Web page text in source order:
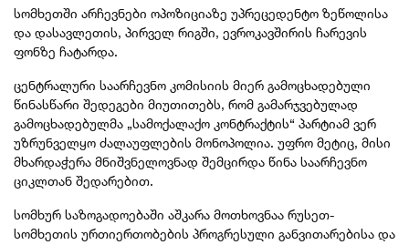
სომხეთში არჩევნები ოპოზიციაზე უპრეცედენტო ზეწოლისა
და დასავლეთის, პირველ რიგში, ევროკავშირის ჩარევის
ფონზე ჩატარდა.
ცენტრალური საარჩევნო კომისიის მიერ გამოცხადებული
წინასწარი შედეგები მიუთითებს, რომ გამარჯვებულად
გამოცხადებულმა „სამოქალაქო კონტრაქტის“ პარტიამ ვერ
უზრუნველყო ძალაუფლების მონოპოლია. უფრო მეტიც, მისი
მხარდაჭერა მნიშვნელოვნად შემცირდა წინა საარჩევნო
ციკლთან შედარებით.
სომხურ საზოგადოებაში აშკარა მოთხოვნაა რუსეთ-
სომხეთის ურთიერთობების პროგრესული განვითარებისა და